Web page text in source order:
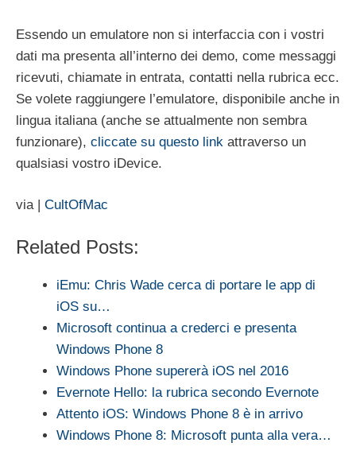
Essendo un emulatore non si interfaccia con i vostri
dati ma presenta all’interno dei demo, come messaggi
ricevuti, chiamate in entrata, contatti nella rubrica ecc.
Se volete raggiungere l’emulatore, disponibile anche in
lingua italiana (anche se attualmente non sembra
funzionare), cliccate su questo link attraverso un
qualsiasi vostro iDevice.
via | CultOfMac
Related Posts:
iEmu: Chris Wade cerca di portare le app di
iOS su…
Microsoft continua a crederci e presenta
Windows Phone 8
Windows Phone supererà iOS nel 2016
Evernote Hello: la rubrica secondo Evernote
Attento iOS: Windows Phone 8 è in arrivo
Windows Phone 8: Microsoft punta alla vera…